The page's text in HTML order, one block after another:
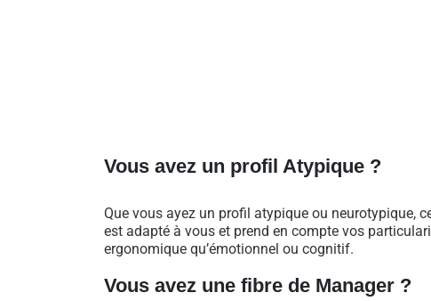
Vous avez un profil Atypique ?
Que vous ayez un profil atypique ou neurotypique,
est adapté à vous et prend en compte vos
ergonomique qu’émotionnel ou cognitif.
Vous avez une fibre de Manager ?